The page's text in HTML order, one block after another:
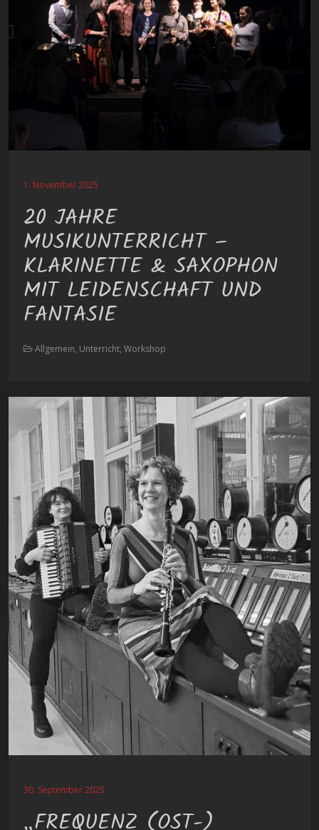
1. November 2025
20 JAHRE
MUSIKUNTERRICHT –
KLARINETTE & SAXOPHON
MIT LEIDENSCHAFT UND
FANTASIE
Allgemein, Unterricht, Workshop
30. September 2025